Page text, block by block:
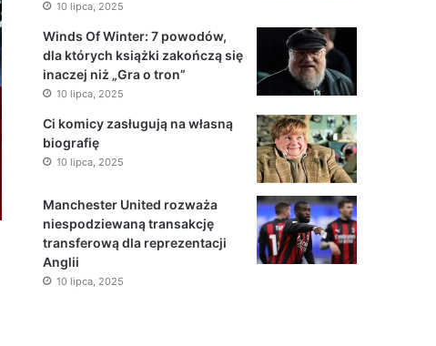
10 lipca, 2025
Winds Of Winter: 7 powodów,
dla których książki zakończą się
inaczej niż „Gra o tron”
10 lipca, 2025
Ci komicy zasługują na własną
biografię
10 lipca, 2025
Manchester United rozważa
niespodziewaną transakcję
transferową dla reprezentacji
Anglii
10 lipca, 2025